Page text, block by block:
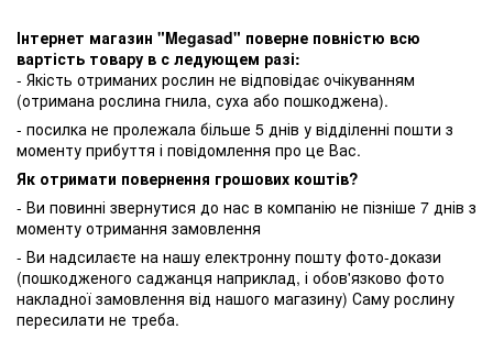
Інтернет магазин "Megasad" поверне повністю всю
вартість товару в с ледующем разі:
- Якість отриманих рослин не відповідає очікуванням
(отримана рослина гнила, суха або пошкоджена).
- посилка не пролежала більше 5 днів у відділенні пошти з
моменту прибуття і повідомлення про це Вас.
Як отримати повернення грошових коштів?
- Ви повинні звернутися до нас в компанію не пізніше 7 днів з
моменту отримання замовлення
- Ви надсилаєте на нашу електронну пошту фото-докази
(пошкодженого саджанця наприклад, і обов'язково фото
накладної замовлення від нашого магазину) Саму рослину
пересилати не треба.